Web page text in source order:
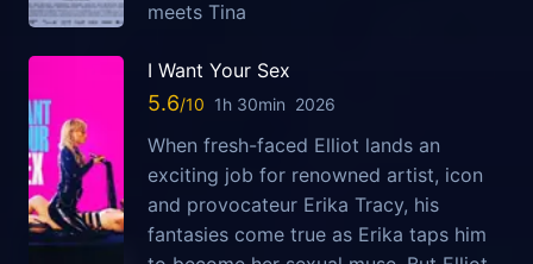
meets Tina
I Want Your Sex
5.6 1h 30min 2026
When fresh-faced Elliot lands an
exciting job for renowned artist, icon
and provocateur Erika Tracy, his
fantasies come true as Erika taps him